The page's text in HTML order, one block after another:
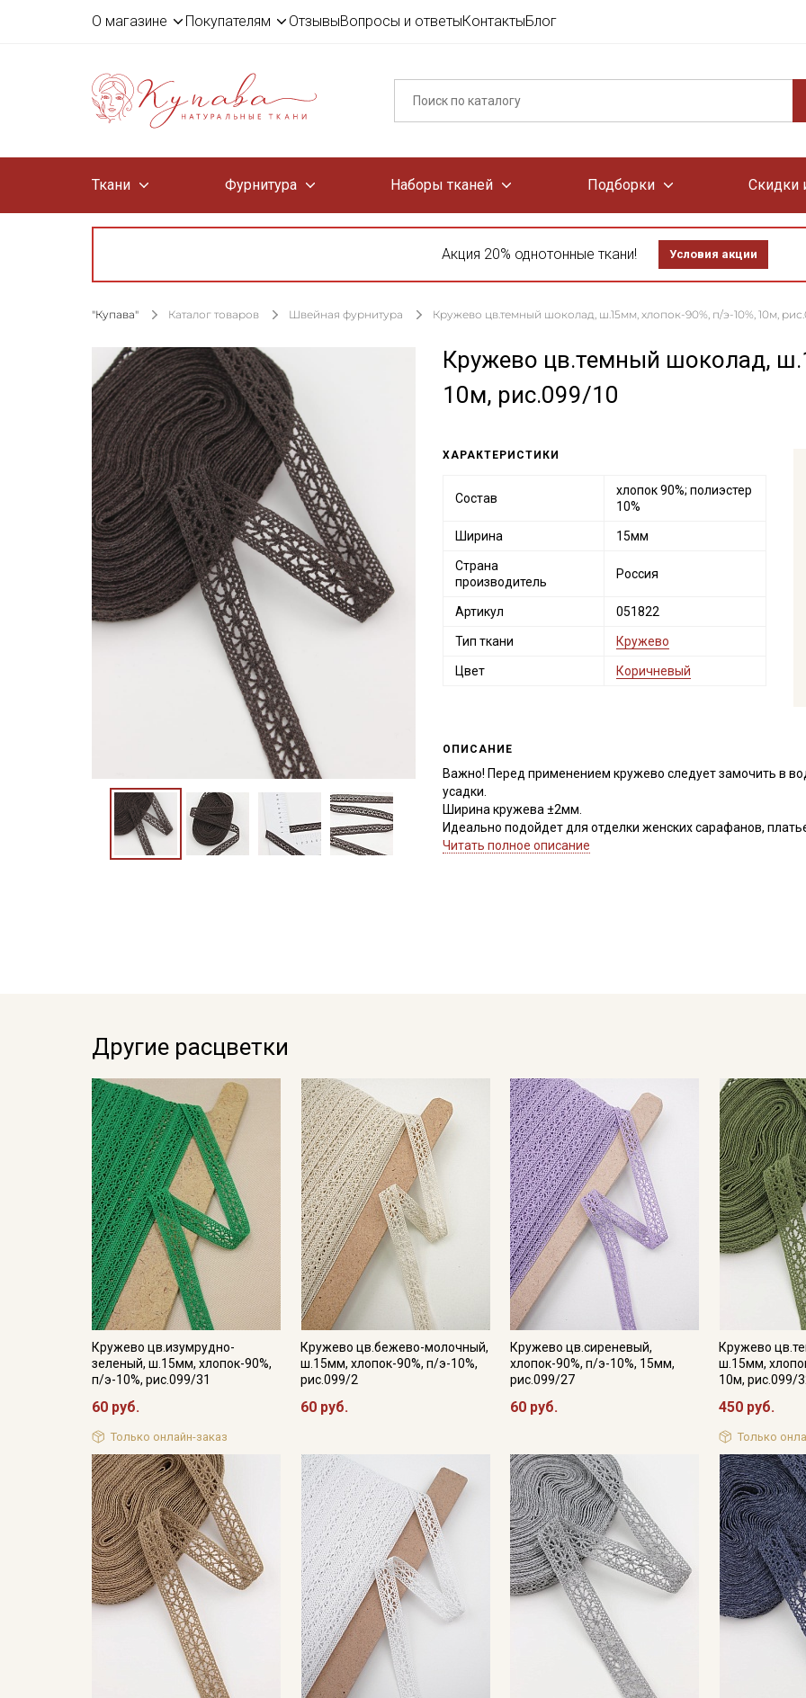
О магазине Покупателям ОтзывыВопросы и ответыКонтактыБлог
Ткани Фурнитура Наборы тканей Подборки Скидки
Акция 20% однотонные ткани! Условия акции
"Купава" Каталог товаров Швейная фурнитура Кружево цв.темный шоколад, ш.15мм, хлопок-90%, п/э-10%, 10м,
Кружево цв.темный шоколад,
10м, рис.099/10
ХАРАКТЕРИСТИКИ
Состав
хлопок 90%; полиэстер
10%
Ширина 15мм
Страна
производитель
Россия
Артикул 051822
Тип ткани Кружево
Цвет Коричневый
ОПИСАНИЕ
Важно! Перед применением кружево следует замочить в
усадки.
Ширина кружева ±2мм.
Идеально подойдет для отделки женских сарафанов,
В интерьере можно использовать для украшения
Читать полное описание
Другие расцветки
Кружево цв.изумрудно-
зеленый, ш.15мм, хлопок-90%,
п/э-10%, рис.099/31
60 руб.
Только онлайн-заказ
Кружево цв.бежево-молочный,
ш.15мм, хлопок-90%, п/э-10%,
рис.099/2
60 руб.
Кружево цв.сиреневый,
хлопок-90%, п/э-10%, 15мм,
рис.099/27
60 руб.
Кружево
ш.15мм,
10м, рис.099/
450 руб.
Только
Секретная рассылка от
Купава
Мы публикуем здесь дополнительные
промокоды и скидки до 30% на узкие
категории тканей